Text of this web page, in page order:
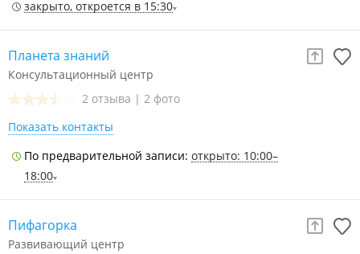
закрыто, откроется в 15:30
Планета знаний
Консультационный центр
2 отзыва | 2 фото
Показать контакты
По предварительной записи: открыто: 10:00–
18:00
Пифагорка
Развивающий центр